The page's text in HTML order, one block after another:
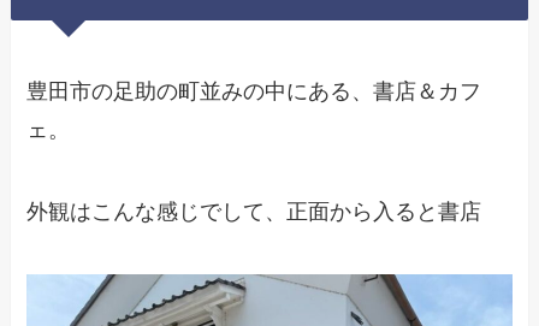
豊田市の足助の町並みの中にある、書店＆カフ
ェ。
外観はこんな感じでして、正面から入ると書店